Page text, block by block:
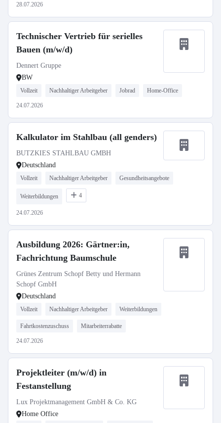
28.07.2026
Technischer Vertrieb für serielles
Bauen (m/w/d)
Dennert Gruppe
BW
Vollzeit Nachhaltiger Arbeitgeber Jobrad Home-Office
24.07.2026
Kalkulator im Stahlbau (all genders)
BUTZKIES STAHLBAU GMBH
Deutschland
Vollzeit Nachhaltiger Arbeitgeber Gesundheitsangebote
Weiterbildungen 4
24.07.2026
Ausbildung 2026: Gärtner:in,
Fachrichtung Baumschule
Grünes Zentrum Schopf Betty und Hermann
Schopf GmbH
Deutschland
Vollzeit Nachhaltiger Arbeitgeber Weiterbildungen
Fahrtkostenzuschuss Mitarbeiterrabatte
24.07.2026
Projektleiter (m/w/d) in
Festanstellung
Lux Projektmanagement GmbH & Co. KG
Home Office